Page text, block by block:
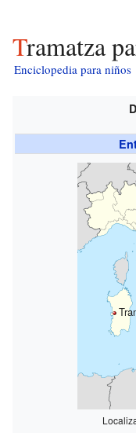
Tramatza
Enciclopedia para niños